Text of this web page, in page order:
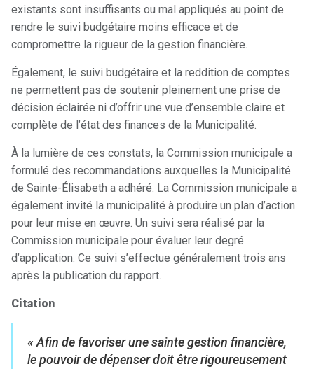
existants sont insuffisants ou mal appliqués au point de
rendre le suivi budgétaire moins efficace et de
compromettre la rigueur de la gestion financière.
Également, le suivi budgétaire et la reddition de comptes
ne permettent pas de soutenir pleinement une prise de
décision éclairée ni d’offrir une vue d’ensemble claire et
complète de l’état des finances de la Municipalité.
À la lumière de ces constats, la Commission municipale a
formulé des recommandations auxquelles la Municipalité
de Sainte-Élisabeth a adhéré. La Commission municipale a
également invité la municipalité à produire un plan d’action
pour leur mise en œuvre. Un suivi sera réalisé par la
Commission municipale pour évaluer leur degré
d’application. Ce suivi s’effectue généralement trois ans
après la publication du rapport.
Citation
« Afin de favoriser une sainte gestion financière,
le pouvoir de dépenser doit être rigoureusement